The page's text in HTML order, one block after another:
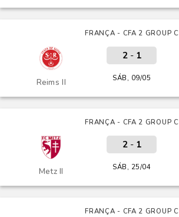
FRANÇA - CFA 2 GROUP C
Reims II
2- 1
SÁB, 09/05
FRANÇA - CFA 2 GROUP C
Metz II
2- 1
SÁB, 25/04
FRANÇA - CFA 2 GROUP C